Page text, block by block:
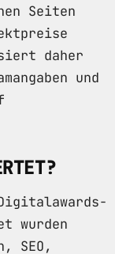
Seiten
daher
und
wurden
SEO,